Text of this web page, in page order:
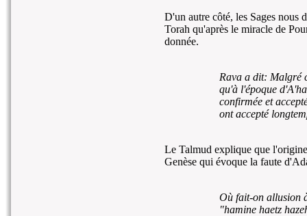
D'un autre côté, les Sages nous
Torah qu'après le miracle de
donnée.
Rava a dit: Malgré
qu'à l'époque
confirmée et
ont accepté
Le Talmud explique que
Genèse qui évoque la faute
Où fait-on allusion
"hamine haetz